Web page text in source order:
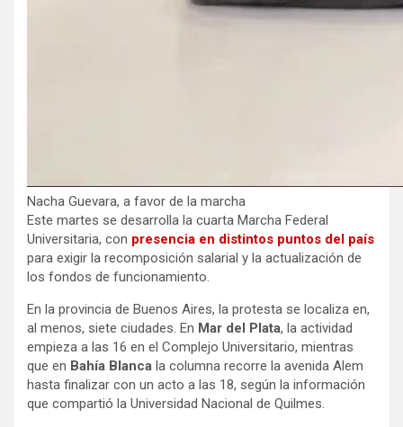
Nacha Guevara, a favor de la marcha
Este martes se desarrolla la cuarta Marcha Federal
Universitaria, con presencia en distintos puntos del país
para exigir la recomposición salarial y la actualización de
los fondos de funcionamiento.
En la provincia de Buenos Aires, la protesta se localiza en,
al menos, siete ciudades. En Mar del Plata, la actividad
empieza a las 16 en el Complejo Universitario, mientras
que en Bahía Blanca la columna recorre la avenida Alem
hasta finalizar con un acto a las 18, según la información
que compartió la Universidad Nacional de Quilmes.